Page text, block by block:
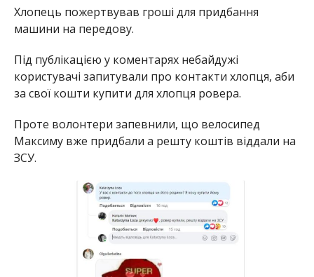
Хлопець пожертвував гроші для придбання
машини на передову.
Під публікацією у коментарях небайдужі
користувачі запитували про контакти хлопця, аби
за свої кошти купити для хлопця ровера.
Проте волонтери запевнили, що велосипед
Максиму вже придбали а решту коштів віддали на
ЗСУ.